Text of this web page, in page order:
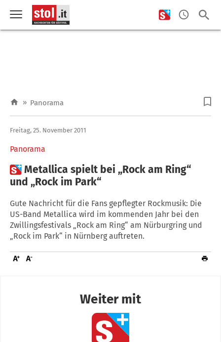
» Panorama
Panorama
Freitag, 25. November 2011
Metallica spielt bei „Rock am Ring“
und „Rock im Park“
Gute Nachricht für die Fans gepflegter Rockmusik: Die
US-Band Metallica wird im kommenden Jahr bei den
Zwillingsfestivals „Rock am Ring“ am Nürburgring und
„Rock im Park“ in Nürnberg auftreten.